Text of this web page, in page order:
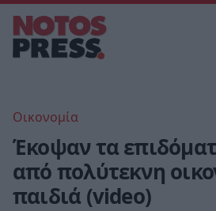
Οικονομία
Έκοψαν τα
από πολύτεκνη
παιδιά (video)